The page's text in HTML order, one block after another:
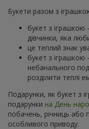
Букети разом з
букет з
дівчинки, яка
це теплий знак
букет з
небанального
розділити теплі
Подарунки, як букет з
подарунки на День
побачень, річниць або
особливого приводу.